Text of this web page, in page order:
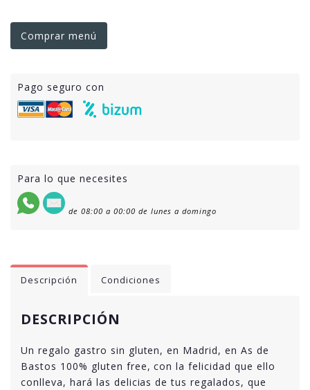
Comprar menú
Pago seguro con
Para lo que necesites
de 08:00 a 00:00 de lunes a domingo
Descripción Condiciones
DESCRIPCIÓN
Un regalo gastro sin gluten, en Madrid, en As de
Bastos 100% gluten free, con la felicidad que ello
conlleva, hará las delicias de tus regalados, que